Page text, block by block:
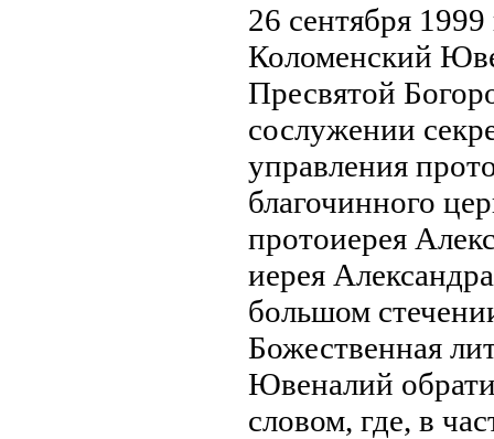
26 сентября
Коломенский
Пресвятой
сослужении
управления
благочинного
протоиерея
иерея
большом
Божественная
Ювеналий
словом, где, в